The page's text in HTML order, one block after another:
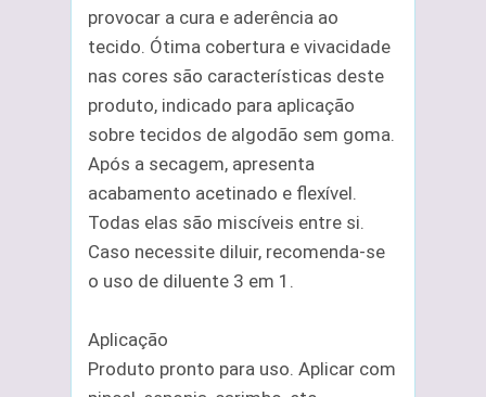
provocar a cura e aderência ao
tecido. Ótima cobertura e vivacidade
nas cores são características deste
produto, indicado para aplicação
sobre tecidos de algodão sem goma.
Após a secagem, apresenta
acabamento acetinado e flexível.
Todas elas são miscíveis entre si.
Caso necessite diluir, recomenda-se
o uso de diluente 3 em 1.
Aplicação
Produto pronto para uso. Aplicar com